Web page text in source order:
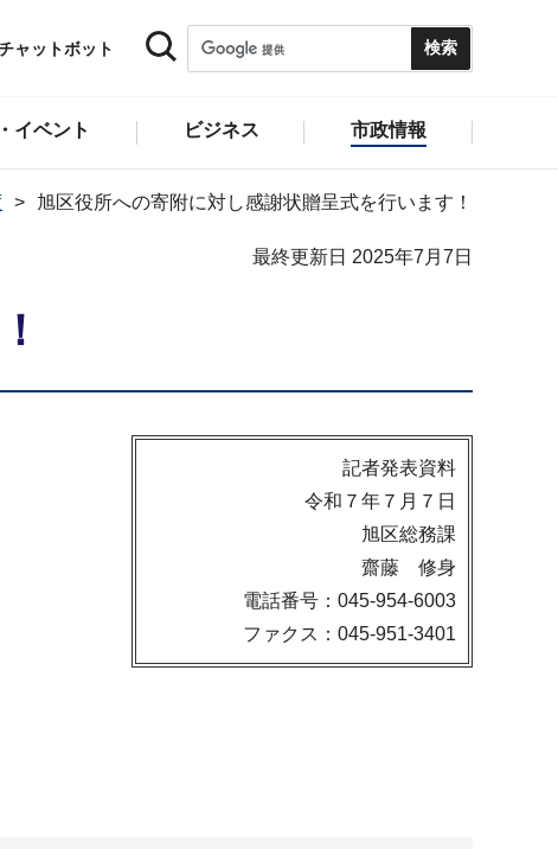
ャットボット
イベント ビジネス 市政情報
旭区役所への寄附に対し感謝状贈呈式を行います！
最終更新日 2025年7月7日
記者発表資料
令和７年７月７日
旭区総務課
齋藤 修身
電話番号：045-954-6003
ファクス：045-951-3401